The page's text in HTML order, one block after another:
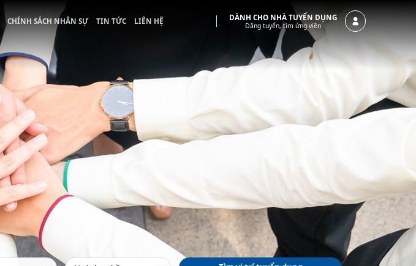
CHÍNH SÁCH NHÂN SỰ TIN TỨC LIÊN HỆ DÀNH CHO NHÀ TUYỂN DỤNG
Đăng tuyển, tìm ứng viên